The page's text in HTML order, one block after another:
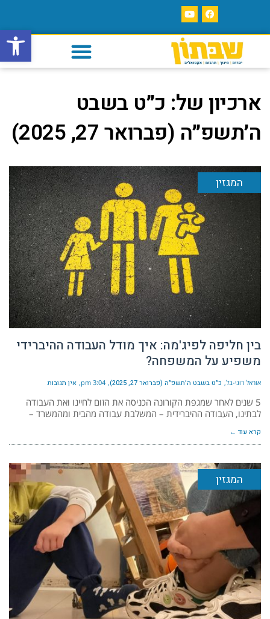
פתח
ארכיון של: כ״ט בשבט
ה׳תשפ״ה (פברואר 27, 2025)
המגזין
בין חליפה לפיג'מה: איך מודל העבודה ההיברידי
משפיע על המשפחה?
אוראל רוני-בל כ״ט בשבט ה׳תשפ״ה (פברואר 27, 2025) 3:04 pm אין תגובות
5 שנים לאחר שמגפת הקורונה הכניסה את הזום לחיינו ואת העבודה
לבתינו, העבודה ההיברידית – המשלבת עבודה מהבית ומהמשרד –
קרא עוד ←
המגזין